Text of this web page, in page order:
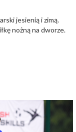
jesienią i zimą.
nożną na dworze.